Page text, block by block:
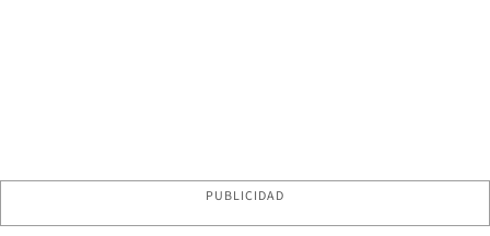
PUBLICIDAD